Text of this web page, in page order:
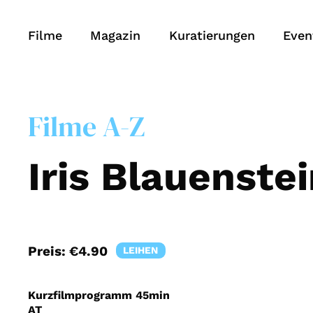
Filme Magazin Kuratierungen
Filme A-Z
Iris
Preis: €4.90 LEIHEN
Kurzfilmprogramm 45min
AT